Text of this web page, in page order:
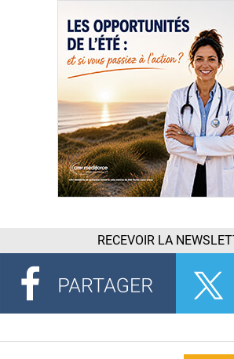
RECEVOIR LA